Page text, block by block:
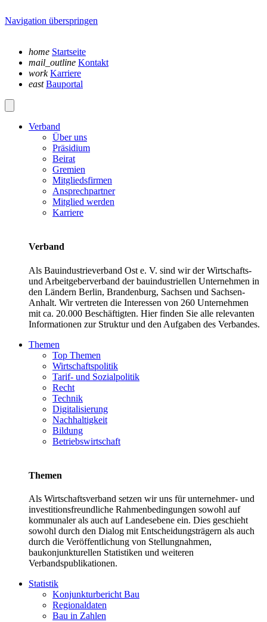
Navigation überspringen
home Startseite
mail_outline Kontakt
work Karriere
east Bauportal
Verband
Über uns
Präsidium
Beirat
Gremien
Mitgliedsfirmen
Ansprechpartner
Mitglied werden
Karriere
Verband
Als Bauindustrieverband Ost e. V. sind wir der Wirtschafts-
und Arbeitgeberverband der bauindustriellen Unternehmen in
den Ländern Berlin, Brandenburg, Sachsen und Sachsen-
Anhalt. Wir vertreten die Interessen von 260 Unternehmen
mit ca. 20.000 Beschäftigten. Hier finden Sie alle relevanten
Informationen zur Struktur und den Aufgaben des Verbandes.
Themen
Top Themen
Wirtschaftspolitik
Tarif- und Sozialpolitik
Recht
Technik
Digitalisierung
Nachhaltigkeit
Bildung
Betriebswirtschaft
Themen
Als Wirtschaftsverband setzen wir uns für unternehmer- und
investitionsfreundliche Rahmenbedingungen sowohl auf
kommunaler als auch auf Landesebene ein. Dies geschieht
sowohl durch den Dialog mit Entscheidungsträgern als auch
durch die Veröffentlichung von Stellungnahmen,
baukonjunkturellen Statistiken und weiteren
Verbandspublikationen.
Statistik
Konjunkturbericht Bau
Regionaldaten
Bau in Zahlen